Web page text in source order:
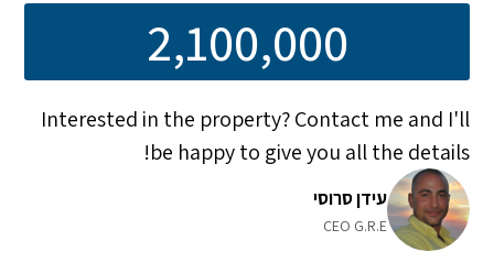
2,100,000
Interested in the property? Contact me and I'll
be happy to give you all the details!
עידן סרוסי
CEO G.R.E